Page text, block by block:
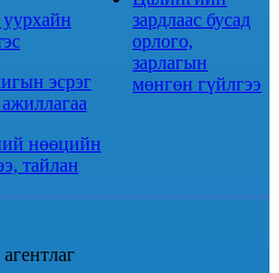
эсрэг
нөөцийн
тайлан
зардлаас бусад
орлого,
зарлагын
мөнгөн гүйлгээ